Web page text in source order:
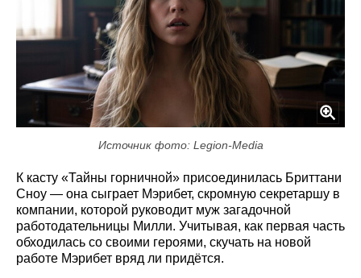
Источник фото: Legion-Media
К касту «Тайны горничной» присоединилась Бриттани
Сноу — она сыграет Мэрибет, скромную секретаршу в
компании, которой руководит муж загадочной
работодательницы Милли. Учитывая, как первая часть
обходилась со своими героями, скучать на новой
работе Мэрибет вряд ли придётся.